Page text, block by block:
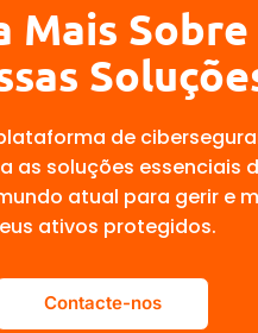
Mais Sobre
de
as soluções essenciais
atual para gerir e
ativos protegidos.
Contacte-nos